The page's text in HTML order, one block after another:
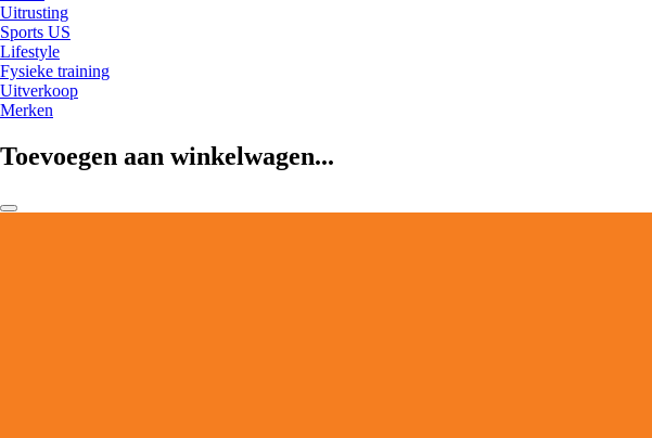
Uitrusting
Sports US
Lifestyle
Fysieke training
Uitverkoop
Merken
Toevoegen aan winkelwagen...